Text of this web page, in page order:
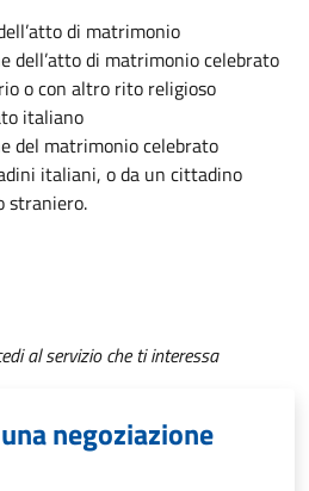
di matrimonio
dell’atto di matrimonio celebrato
o con altro rito religioso
italiano
del matrimonio celebrato
italiani, o da un cittadino
straniero.
al servizio che ti interessa
negoziazione